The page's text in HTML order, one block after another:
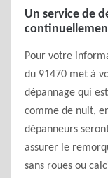
Un service de
Pour votre
du 91470 met à
dépannage qui
comme de nuit,
dépanneurs
assurer le
sans roues ou